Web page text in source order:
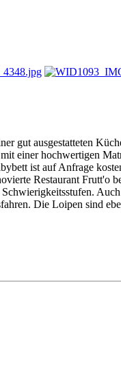
gut ausgestatteten
einer hochwertigen
ist auf Anfrage
Restaurant Frutt'o
Die Loipen sind